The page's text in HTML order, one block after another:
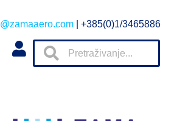
| +385(0)1/3465886